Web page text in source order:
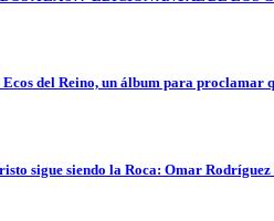
del Reino, un álbum para proclamar
sigue siendo la Roca: Omar